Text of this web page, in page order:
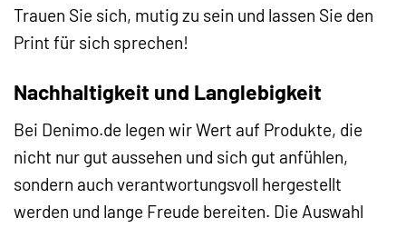
Trauen Sie sich, mutig zu sein und lassen Sie den
Print für sich sprechen!
Nachhaltigkeit und Langlebigkeit
Bei Denimo.de legen wir Wert auf Produkte, die
nicht nur gut aussehen und sich gut anfühlen,
sondern auch verantwortungsvoll hergestellt
werden und lange Freude bereiten. Die Auswahl